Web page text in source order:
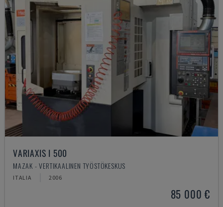
VARIAXIS I 500
MAZAK - VERTIKAALINEN TYÖSTÖKESKUS
ITALIA 2006
85 000 €